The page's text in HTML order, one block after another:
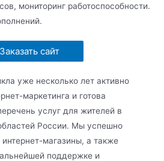
мониторинг работоспособности.
Заказать сайт
уже несколько лет активно
маркетинга и готова
услуг для жителей в
России. Мы успешно
магазины, а также
поддержке и